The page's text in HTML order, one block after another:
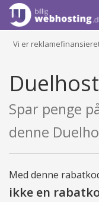
Vi er
Spar penge
denne
Med denne
ikke en